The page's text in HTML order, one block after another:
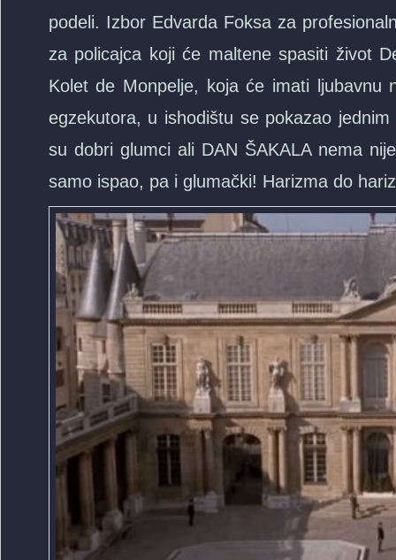
podeli. Izbor Edvarda Foksa za
za policajca koji će maltene spasiti život
Kolet de Monpelje, koja će imati ljubavnu
egzekutora, u ishodištu se pokazao
su dobri glumci ali DAN ŠAKALA nema
samo ispao, pa i glumački! Harizma do